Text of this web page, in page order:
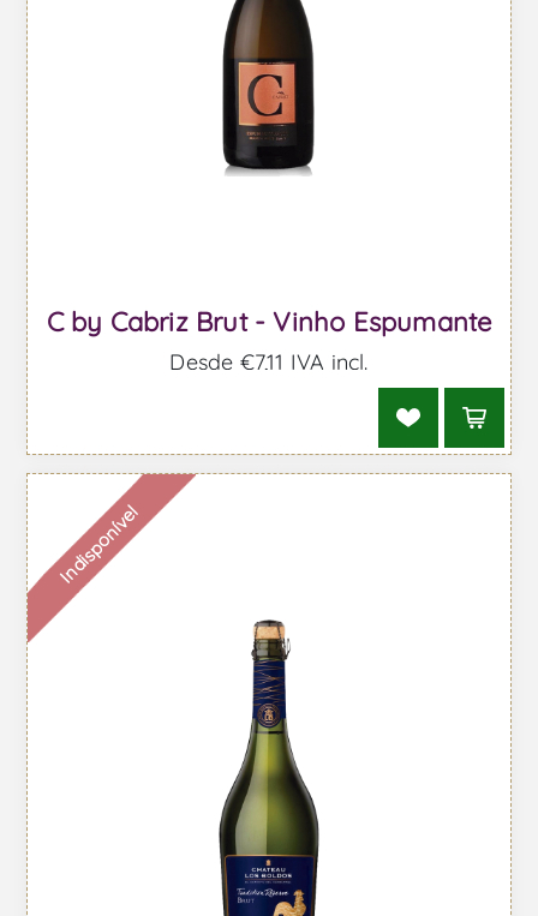
C by Cabriz Brut - Vinho Espumante
Desde €7,11 IVA incl.
Indisponível